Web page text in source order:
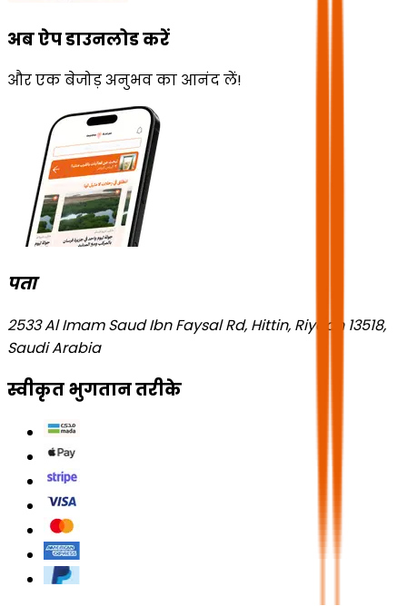
अब ऐप डाउनलोड करें
और एक बेजोड़ अनुभव का आनंद लें!
पता
2533 Al Imam Saud Ibn Faysal Rd, Hittin, Riyadh 13518,
Saudi Arabia
स्वीकृत भुगतान तरीके